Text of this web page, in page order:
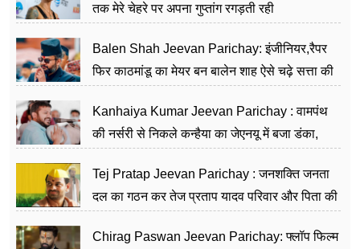
तक मेरे चेहरे पर अपना गुप्तांग रगड़ती रही
Balen Shah Jeevan Parichay: इंजीनियर,रैपर
फिर काठमांडू का मेयर बन बालेन शाह ऐसे चढ़े सत्ता की
Kanhaiya Kumar Jeevan Parichay : वामपंथ
की नर्सरी से निकले कन्हैया का जेएनयू में बजा डंका,
Tej Pratap Jeevan Parichay : जनशक्ति जनता
दल का गठन कर तेज प्रताप यादव परिवार और पिता की
Chirag Paswan Jeevan Parichay: फ्लॉप फिल्म